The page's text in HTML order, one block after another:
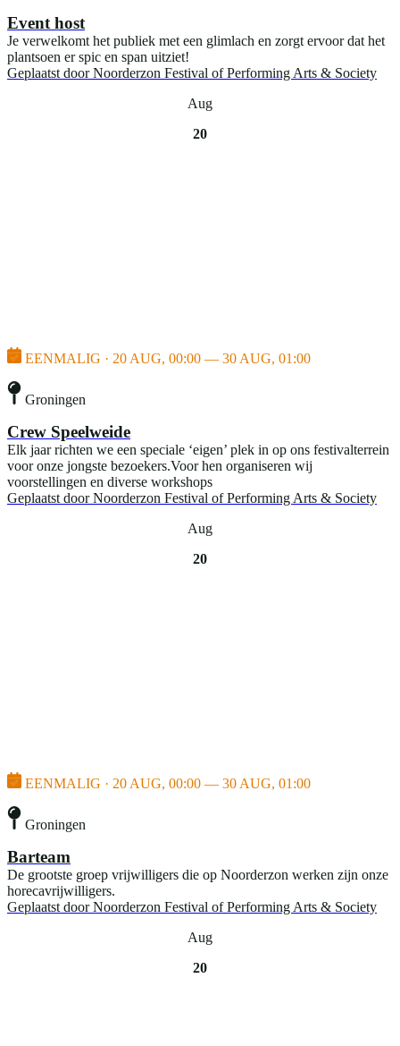
Event host
Je verwelkomt het publiek met een glimlach en zorgt ervoor dat het
plantsoen er spic en span uitziet!
Geplaatst door Noorderzon Festival of Performing Arts & Society
Aug
20
EENMALIG · 20 AUG, 00:00 — 30 AUG, 01:00
Groningen
Crew Speelweide
Elk jaar richten we een speciale ‘eigen’ plek in op ons festivalterrein
voor onze jongste bezoekers.Voor hen organiseren wij
voorstellingen en diverse workshops
Geplaatst door Noorderzon Festival of Performing Arts & Society
Aug
20
EENMALIG · 20 AUG, 00:00 — 30 AUG, 01:00
Groningen
Barteam
De grootste groep vrijwilligers die op Noorderzon werken zijn onze
horecavrijwilligers.
Geplaatst door Noorderzon Festival of Performing Arts & Society
Aug
20